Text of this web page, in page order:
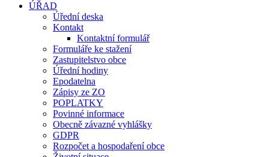
ÚŘAD
Úřední deska
Kontakt
Kontaktní formulář
Formuláře ke stažení
Zastupitelstvo obce
Úřední hodiny
Epodatelna
Zápisy ze ZO
POPLATKY
Povinné informace
Obecně závazné vyhlášky
GDPR
Rozpočet a hospodaření obce